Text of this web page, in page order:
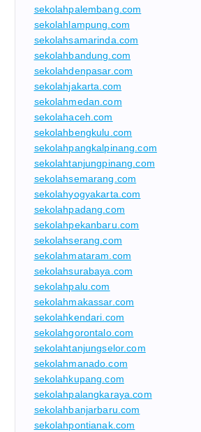
sekolahpalembang.com
sekolahlampung.com
sekolahsamarinda.com
sekolahbandung.com
sekolahdenpasar.com
sekolahjakarta.com
sekolahmedan.com
sekolahaceh.com
sekolahbengkulu.com
sekolahpangkalpinang.com
sekolahtanjungpinang.com
sekolahsemarang.com
sekolahyogyakarta.com
sekolahpadang.com
sekolahpekanbaru.com
sekolahserang.com
sekolahmataram.com
sekolahsurabaya.com
sekolahpalu.com
sekolahmakassar.com
sekolahkendari.com
sekolahgorontalo.com
sekolahtanjungselor.com
sekolahmanado.com
sekolahkupang.com
sekolahpalangkaraya.com
sekolahbanjarbaru.com
sekolahpontianak.com